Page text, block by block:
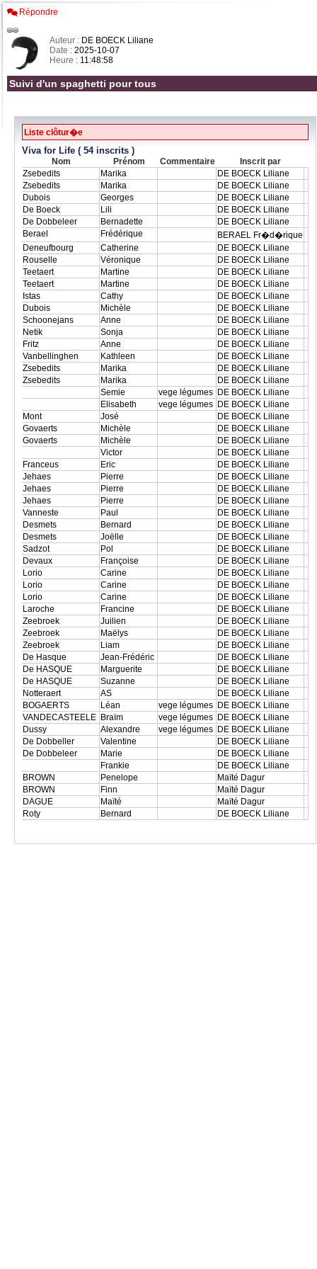
Répondre
Auteur : DE BOECK Liliane
Date : 2025-10-07
Heure : 11:48:58
Suivi d'un spaghetti pour tous
Liste clôtur�e
Viva for Life ( 54 inscrits )
Nom Prénom Commentaire
Inscrit par
Zsebedits
Marika
DE BOECK Liliane
Zsebedits
Marika
DE BOECK Liliane
Dubois
Georges
DE BOECK Liliane
De Boeck
Lili
DE BOECK Liliane
De Dobbeleer
Bernadette
DE BOECK Liliane
Berael
Frédérique
BERAEL Fr�d�rique
Deneufbourg
Catherine
DE BOECK Liliane
Rouselle
Véronique
DE BOECK Liliane
Teetaert
Martine
DE BOECK Liliane
Teetaert
Martine
DE BOECK Liliane
Istas
Cathy
DE BOECK Liliane
Dubois
Michèle
DE BOECK Liliane
Schoonejans
Anne
DE BOECK Liliane
Netik
Sonja
DE BOECK Liliane
Fritz
Anne
DE BOECK Liliane
Vanbellinghen
Kathleen
DE BOECK Liliane
Zsebedits
Marika
DE BOECK Liliane
Zsebedits
Marika
DE BOECK Liliane
Semie
vege légumes DE BOECK Liliane
Elisabeth
vege légumes DE BOECK Liliane
Mont
José
DE BOECK Liliane
Govaerts
Michèle
DE BOECK Liliane
Govaerts
Michèle
DE BOECK Liliane
Victor
DE BOECK Liliane
Franceus
Eric
DE BOECK Liliane
Jehaes
Pierre
DE BOECK Liliane
Jehaes
Pierre
DE BOECK Liliane
Jehaes
Pierre
DE BOECK Liliane
Vanneste
Paul
DE BOECK Liliane
Desmets
Bernard
DE BOECK Liliane
Desmets
Joëlle
DE BOECK Liliane
Sadzot
Pol
DE BOECK Liliane
Devaux
Françoise
DE BOECK Liliane
Lorio
Carine
DE BOECK Liliane
Lorio
Carine
DE BOECK Liliane
Lorio
Carine
DE BOECK Liliane
Laroche
Francine
DE BOECK Liliane
Zeebroek
Juilien
DE BOECK Liliane
Zeebroek
Maëlys
DE BOECK Liliane
Zeebroek
Liam
DE BOECK Liliane
De Hasque
Jean-Frédéric
DE BOECK Liliane
De HASQUE
Marguerite
DE BOECK Liliane
De HASQUE
Suzanne
DE BOECK Liliane
Notteraert
AS
DE BOECK Liliane
BOGAERTS
Léan vege légumes DE BOECK Liliane
VANDECASTEELE Braïm vege légumes DE BOECK Liliane
Dussy
Alexandre vege légumes DE BOECK Liliane
De Dobbeller
Valentine
DE BOECK Liliane
De Dobbeleer
Marie
DE BOECK Liliane
Frankie
DE BOECK Liliane
BROWN
Penelope
Maïté Dagur
BROWN
Finn
Maïté Dagur
DAGUE
Maïté
Maïté Dagur
Roty
Bernard DE BOECK Liliane